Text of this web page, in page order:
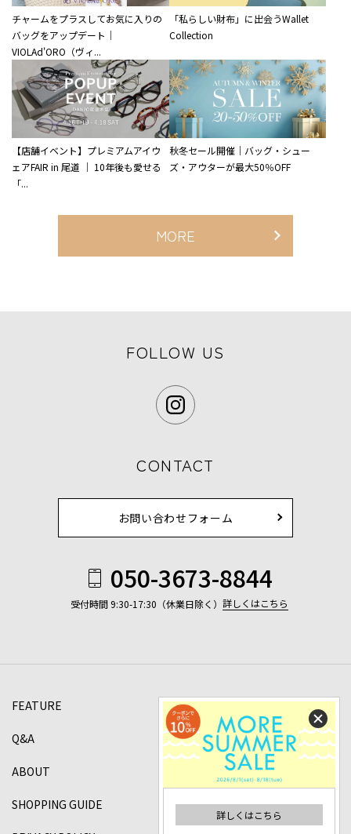
詳しくはこちら
チャームをプラスしてお気に入りの
バッグをアップデート｜
VIOLAd'ORO（ヴィ...
「私らしい財布」に出会うWallet
Collection
【店舗イベント】プレミアムアイウ
ェアFAIR in 尾道 ｜ 10年後も愛せる
「...
秋冬セール開催｜バッグ・シュー
ズ・アウターが最大50％OFF
MORE
FOLLOW US
CONTACT
お問い合わせフォーム
050-3673-8844
受付時間 9:30-17:30（休業日除く） 詳しくはこちら
FEATURE
Q&A
ABOUT
SHOPPING GUIDE